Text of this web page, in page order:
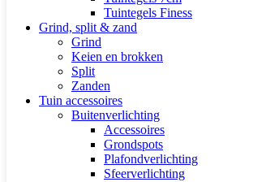
Tuintegels Finess
Grind, split & zand
Grind
Keien en brokken
Split
Zanden
Tuin accessoires
Buitenverlichting
Accessoires
Grondspots
Plafondverlichting
Sfeerverlichting